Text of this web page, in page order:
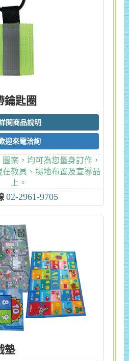
鑰匙圈
閱商品說明
迎來電洽詢
案，均可為您量身訂作，
教具、場地布置及宣導品
上。
02-2961-9705
墊